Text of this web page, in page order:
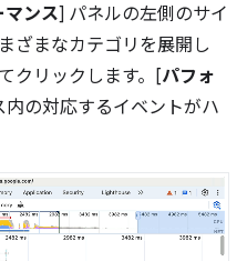
マンス] パネルの左側のサイ
ざまなカテゴリを展開し
クリックします。[パフォ
内の対応するイベントがハ